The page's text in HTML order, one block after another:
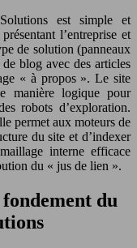
est simple et
l’entreprise et
de solution (panneaux
blog avec des articles
« à propos ». Le site
manière logique pour
robots d’exploration.
permet aux moteurs de
du site et d’indexer
interne efficace
du « jus de lien ».
du